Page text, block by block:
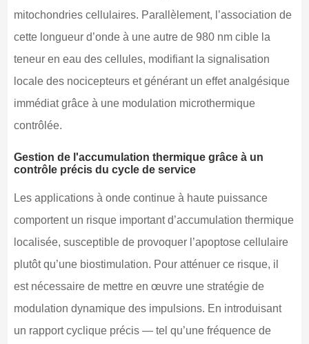
mitochondries cellulaires. Parallèlement, l’association de
cette longueur d’onde à une autre de 980 nm cible la
teneur en eau des cellules, modifiant la signalisation
locale des nocicepteurs et générant un effet analgésique
immédiat grâce à une modulation microthermique
contrôlée.
Gestion de l'accumulation thermique grâce à un
contrôle précis du cycle de service
Les applications à onde continue à haute puissance
comportent un risque important d’accumulation thermique
localisée, susceptible de provoquer l’apoptose cellulaire
plutôt qu’une biostimulation. Pour atténuer ce risque, il
est nécessaire de mettre en œuvre une stratégie de
modulation dynamique des impulsions. En introduisant
un rapport cyclique précis — tel qu’une fréquence de